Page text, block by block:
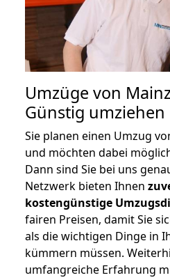
Umzüge von
Günstig umziehen
Sie planen einen Umzug
und möchten dabei
Dann sind Sie bei uns
Netzwerk bieten Ihnen
kostengünstige
fairen Preisen, damit Sie
als die wichtigen Dinge in
kümmern müssen.
umfangreiche Erfahrung